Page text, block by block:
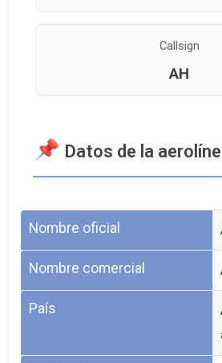
Callsign
AH
Datos de la
Nombre oficial
Nombre comercial
País